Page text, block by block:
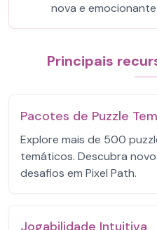
nova e
Principais
Pacotes de Puzzle
Explore mais de 500
temáticos. Descubra
desafios em Pixel Path.
Jogabilidade Intuitiva